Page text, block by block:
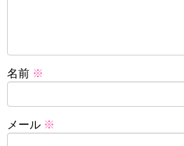
名前 ※
メール ※